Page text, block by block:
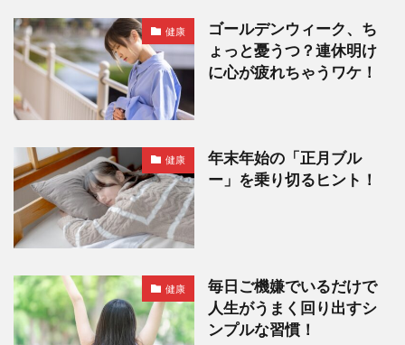
健康
ゴールデンウィーク、ち
ょっと憂うつ？連休明け
に心が疲れちゃうワケ！
健康
年末年始の「正月ブル
ー」を乗り切るヒント！
健康
毎日ご機嫌でいるだけで
人生がうまく回り出すシ
ンプルな習慣！